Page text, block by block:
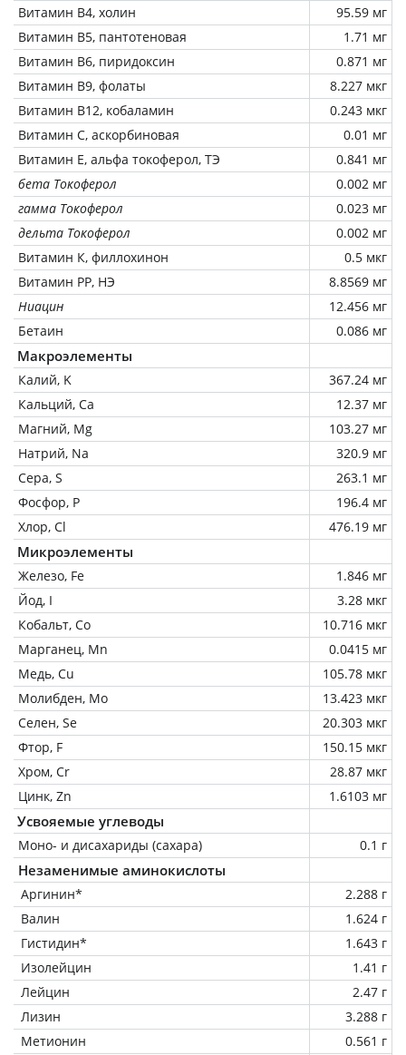
Витамин В4, холин
95.59 мг
Витамин В5, пантотеновая
1.71 мг
Витамин В6, пиридоксин
0.871 мг
Витамин В9, фолаты
8.227 мкг
Витамин В12, кобаламин
0.243 мкг
Витамин C, аскорбиновая
0.01 мг
Витамин Е, альфа токоферол, ТЭ
0.841 мг
бета Токоферол
0.002 мг
гамма Токоферол
0.023 мг
дельта Токоферол
0.002 мг
Витамин К, филлохинон
0.5 мкг
Витамин РР, НЭ
8.8569 мг
Ниацин
12.456 мг
Бетаин
0.086 мг
Макроэлементы
Калий, K
367.24 мг
Кальций, Ca
12.37 мг
Магний, Mg
103.27 мг
Натрий, Na
320.9 мг
Сера, S
263.1 мг
Фосфор, P
196.4 мг
Хлор, Cl
476.19 мг
Микроэлементы
Железо, Fe
1.846 мг
Йод, I
3.28 мкг
Кобальт, Co
10.716 мкг
Марганец, Mn
0.0415 мг
Медь, Cu
105.78 мкг
Молибден, Mo
13.423 мкг
Селен, Se
20.303 мкг
Фтор, F
150.15 мкг
Хром, Cr
28.87 мкг
Цинк, Zn
1.6103 мг
Усвояемые углеводы
Моно- и дисахариды (сахара) 0.1 г
Незаменимые аминокислоты
Аргинин*
2.288 г
Валин
1.624 г
Гистидин*
1.643 г
Изолейцин
1.41 г
Лейцин
2.47 г
Лизин
3.288 г
Метионин
0.561 г